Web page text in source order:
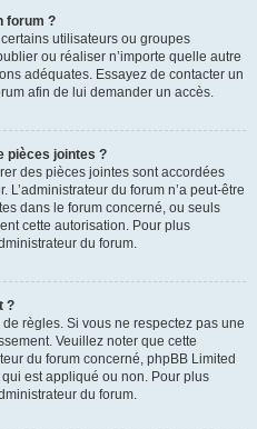
forum ?
utilisateurs ou groupes
ou réaliser n’importe quelle autre
adéquates. Essayez de contacter un
afin de lui demander un accès.
pièces jointes ?
des pièces jointes sont accordées
du forum n’a peut-être
dans le forum concerné, ou seuls
cette autorisation. Pour plus
du forum.
?
règles. Si vous ne respectez pas une
Veuillez noter que cette
du forum concerné, phpBB Limited
est appliqué ou non. Pour plus
du forum.